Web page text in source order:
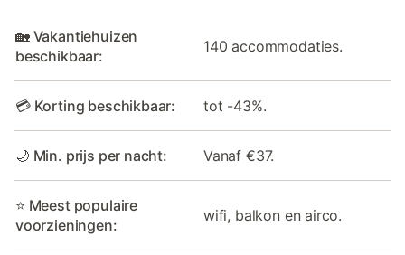
🏡 Vakantiehuizen
beschikbaar:
140 accommodaties.
💳 Korting beschikbaar: tot -43%.
🌙 Min. prijs per nacht: Vanaf €37.
⭐ Meest populaire
voorzieningen:
wifi, balkon en airco.